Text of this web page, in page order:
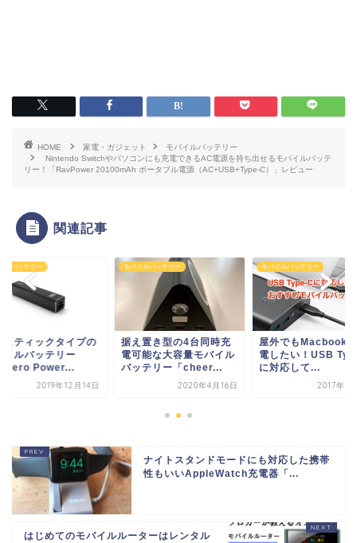
HOME 家電・ガジェット
モバイルバッテリー
Nintendo Switchやパソコンにも充電できるAC電源を持ち出せるモバイルバッテ
リー！「RavPower 20100mAh ポータブル電源（AC+USB+Type-C）」レビュー
関連記事
ルバッテリー
置き型の4台同時充
能な大容量モバイル
テリー「cheer...
2020年4月16日
モバイルバッテリー
屋外でもMacbookに充
電したい！USB Type-C
に対応して...
2017年9月14日
モバイルバッテリー
小型スティックタイ
モバイルバッテリー
「cheero Power...
2019年12
ナイトスタンドモードにも対応した携帯
性もいいAppleWatch充電器「...
はじめてのモバイルルーターはレンタル